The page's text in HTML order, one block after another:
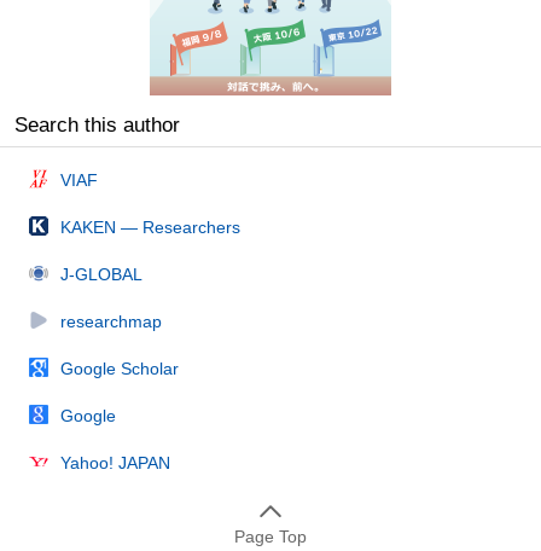
Search this author
VIAF
KAKEN — Researchers
J-GLOBAL
researchmap
Google Scholar
Google
Yahoo! JAPAN
Page Top